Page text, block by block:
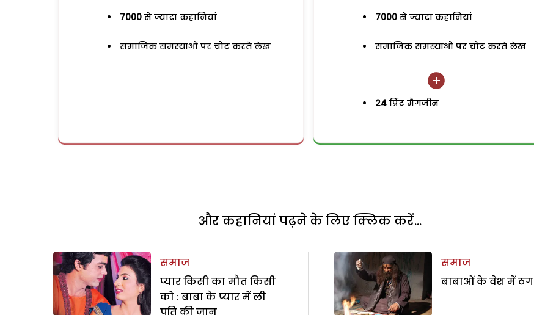
7000 से ज्यादा कहानियां
समाजिक समस्याओं पर चोट करते लेख
7000 से ज्यादा कहानियां
समाजिक समस्याओं पर चोट करते लेख
24 प्रिंट मैगजीन
और कहानियां पढ़ने के लिए क्लिक करें...
समाज
प्यार किसी का मौत किसी
को : बाबा के प्यार में ली
पति की जान
समाज
बाबाओं के वेश में ठग